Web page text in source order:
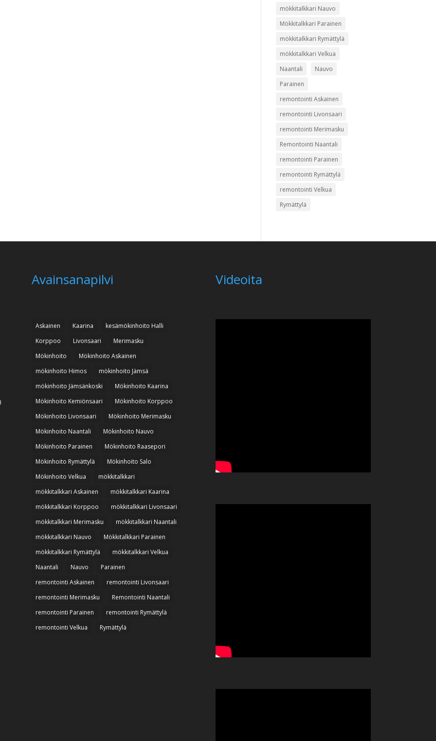
mökkitalkkari Nauvo
Mökkitalkkari Parainen
mökkitalkkari Rymättylä
mökkitalkkari Velkua
Naantali
Nauvo
Parainen
remontointi Askainen
remontointi Livonsaari
remontointi Merimasku
Remontointi Naantali
remontointi Parainen
remontointi Rymättylä
remontointi Velkua
Rymättylä
Avainsanapilvi
Askainen Kaarina
kesämökinhoito Halli
Korppoo
Livonsaari
Merimasku
Mökinhoito
Mökinhoito Askainen
mökinhoito Himos
mökinhoito Jämsä
mökinhoito Jämsänkoski
Mökinhoito Kaarina
Mökinhoito Kemiönsaari
Mökinhoito Korppoo
Mökinhoito Livonsaari
Mökinhoito Merimasku
Mökinhoito Naantali
Mökinhoito Nauvo
Mökinhoito Parainen
Mökinhoito Raasepori
Mökinhoito Rymättylä
Mökinhoito Salo
Mökinhoito Velkua
mökkitalkkari
mökkitalkkari Askainen
mökkitalkkari Kaarina
mökkitalkkari Korppoo
mökkitalkkari Livonsaari
mökkitalkkari Merimasku
mökkitalkkari Naantali
mökkitalkkari Nauvo
Mökkitalkkari Parainen
mökkitalkkari Rymättylä
mökkitalkkari Velkua
Naantali
Nauvo
Parainen
remontointi Askainen
remontointi Livonsaari
remontointi Merimasku
Remontointi Naantali
remontointi Parainen
remontointi Rymättylä
remontointi Velkua
Rymättylä
Videoita